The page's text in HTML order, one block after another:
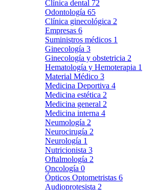
Clínica dental 72
Odontología 65
Clínica ginecológica 2
Empresas 6
Suministros médicos 1
Ginecología 3
Ginecología y obstetricia 2
Hematología y Hemoterapia 1
Material Médico 3
Medicina Deportiva 4
Medicina estética 2
Medicina general 2
Medicina interna 4
Neumología 2
Neurocirugía 2
Neurología 1
Nutricionista 3
Oftalmología 2
Oncología 0
Ópticos Optometristas 6
Audioprotesista 2